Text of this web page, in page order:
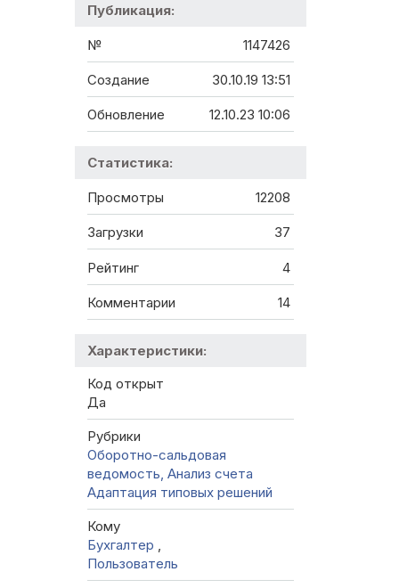
Публикация:
№ 1147426
Создание 30.10.19 13:51
Обновление 12.10.23 10:06
Статистика:
Просмотры 12208
Загрузки 37
Рейтинг 4
Комментарии 14
Характеристики:
Код открыт
Да
Рубрики
Оборотно-сальдовая
ведомость, Анализ счета
Адаптация типовых решений
Кому
Бухгалтер ,
Пользователь